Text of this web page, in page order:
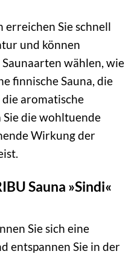
erreichen Sie schnell
und können
wählen, wie
finnische Sauna, die
aromatische
die wohltuende
Wirkung der
Sauna »Sindi«
Sie sich eine
entspannen Sie in der